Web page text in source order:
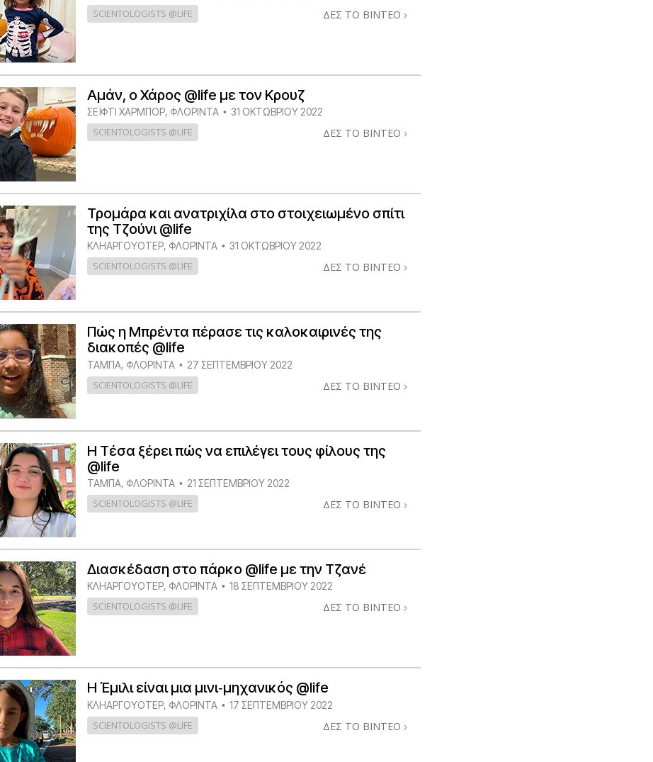
SCIENTOLOGISTS @LIFE ΔΕΣ ΤΟ ΒΙΝΤΕΟ
Αμάν, ο Χάρος @life με τον Κρουζ
ΣΕΪΦΤΙ ΧΑΡΜΠΟΡ, ΦΛΟΡΙΝΤΑ • 31 ΟΚΤΩΒΡΙΟΥ 2022
SCIENTOLOGISTS @LIFE ΔΕΣ ΤΟ ΒΙΝΤΕΟ
Τρομάρα και ανατριχίλα στο στοιχειωμένο σπίτι
της Τζούνι @life
ΚΛΗΑΡΓΟΥΌΤΕΡ, ΦΛΌΡΙΝΤΑ • 31 ΟΚΤΩΒΡΙΟΥ 2022
SCIENTOLOGISTS @LIFE ΔΕΣ ΤΟ ΒΙΝΤΕΟ
Πώς η Μπρέντα πέρασε τις καλοκαιρινές της
διακοπές @life
ΤΆΜΠΑ, ΦΛΌΡΙΝΤΑ • 27 ΣΕΠΤΕΜΒΡΙΟΥ 2022
SCIENTOLOGISTS @LIFE ΔΕΣ ΤΟ ΒΙΝΤΕΟ
Η Τέσα ξέρει πώς να επιλέγει τους φίλους της
@life
ΤΆΜΠΑ, ΦΛΌΡΙΝΤΑ • 21 ΣΕΠΤΕΜΒΡΙΟΥ 2022
SCIENTOLOGISTS @LIFE ΔΕΣ ΤΟ ΒΙΝΤΕΟ
Διασκέδαση στο πάρκο @life με την Τζανέ
ΚΛΗΑΡΓΟΥΌΤΕΡ, ΦΛΌΡΙΝΤΑ • 18 ΣΕΠΤΕΜΒΡΙΟΥ 2022
SCIENTOLOGISTS @LIFE ΔΕΣ ΤΟ ΒΙΝΤΕΟ
Η Έμιλι είναι μια μινι‑μηχανικός @life
ΚΛΗΑΡΓΟΥΌΤΕΡ, ΦΛΌΡΙΝΤΑ • 17 ΣΕΠΤΕΜΒΡΙΟΥ 2022
SCIENTOLOGISTS @LIFE ΔΕΣ ΤΟ ΒΙΝΤΕΟ